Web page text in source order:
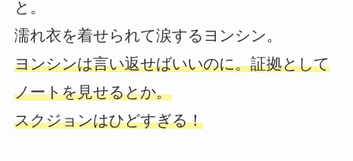
と。
濡れ衣を着せられて涙するヨンシン。
ヨンシンは言い返せばいいのに。証拠として
ノートを見せるとか。
スクジョンはひどすぎる！